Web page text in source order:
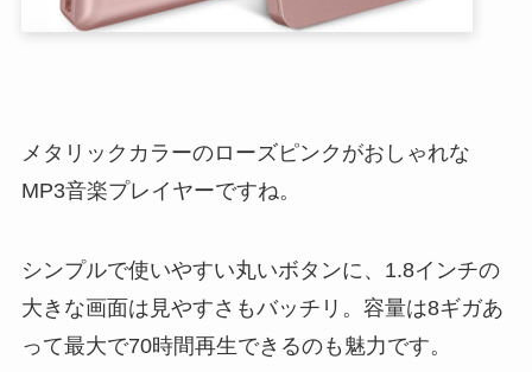
メタリックカラーのローズピンクがおしゃれな
MP3音楽プレイヤーですね。
シンプルで使いやすい丸いボタンに、1.8インチの
大きな画面は見やすさもバッチリ。容量は8ギガあ
って最大で70時間再生できるのも魅力です。